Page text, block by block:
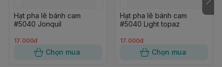
Hạt pha lê bánh cam
#5040 Jonquil
17.000đ
Chọn mua
Hạt pha lê bánh cam
#5040 Light topaz
17.000đ
Chọn mua